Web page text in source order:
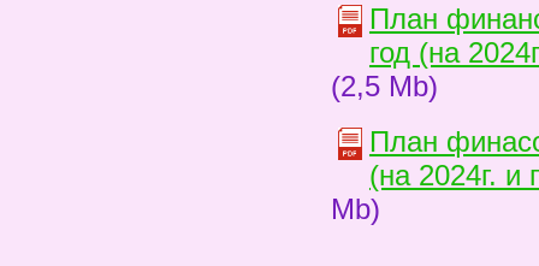
План
год (на
(2,5 Mb)
План
(на 2024г. и
Mb)